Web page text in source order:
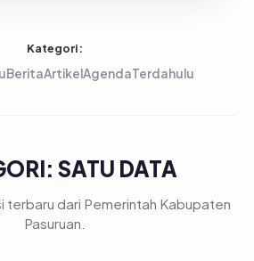
Kategori:
BeritaArtikelAgendaTerdahulu
SATU DATA
terbaru dari Pemerintah Kabupaten
Pasuruan.